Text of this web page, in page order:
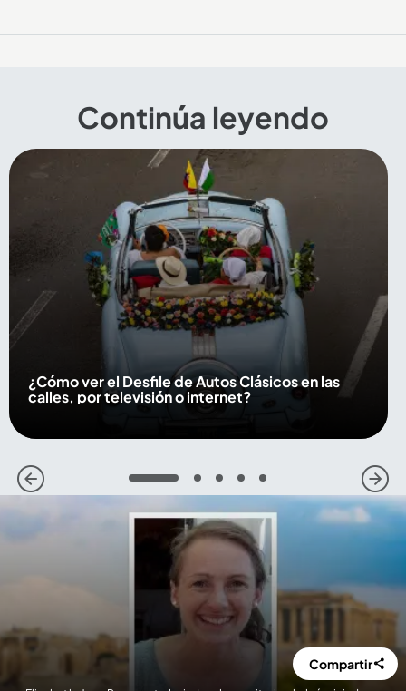
Continúa leyendo
¿Cómo ver el Desfile de Autos Clásicos en las
calles, por televisión o internet?
1 2 3 4 5
Compartir